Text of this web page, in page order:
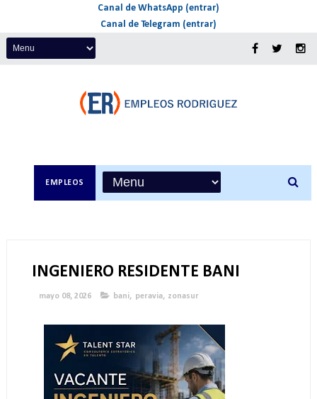
Canal de WhatsApp (entrar)
Canal de Telegram (entrar)
EMPLEOS
INGENIERO RESIDENTE BANI
mayo 08, 2026 bani, peravia, zonasur